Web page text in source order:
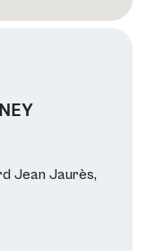
Jean Jaurès,